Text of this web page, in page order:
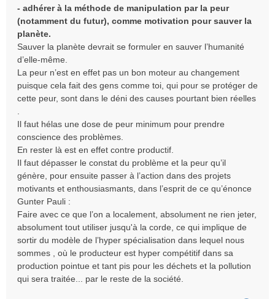
- adhérer à la méthode de manipulation par la peur
(notamment du futur), comme motivation pour sauver la
planète.
Sauver la planète devrait se formuler en sauver l’humanité
d’elle-même.
La peur n’est en effet pas un bon moteur au changement
puisque cela fait des gens comme toi, qui pour se protéger de
cette peur, sont dans le déni des causes pourtant bien réelles
Il faut hélas une dose de peur minimum pour prendre
conscience des problèmes.
En rester là est en effet contre productif.
Il faut dépasser le constat du problème et la peur qu’il
génère, pour ensuite passer à l’action dans des projets
motivants et enthousiasmants, dans l’esprit de ce qu’énonce
Gunter Pauli :
Faire avec ce que l’on a localement, absolument ne rien jeter,
absolument tout utiliser jusqu'à la corde, ce qui implique de
sortir du modèle de l’hyper spécialisation dans lequel nous
sommes , où le producteur est hyper compétitif dans sa
production pointue et tant pis pour les déchets et la pollution
qui sera traitée... par le reste de la société.